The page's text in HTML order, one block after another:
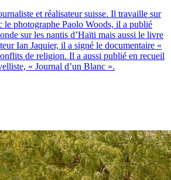
et réalisateur suisse. Il travaille sur
le photographe Paolo Woods, il a publié
sur les nantis d’Haïti mais aussi le livre
Ian Jaquier, il a signé le documentaire «
de religion. Il a aussi publié en recueil
« Journal d’un Blanc ».